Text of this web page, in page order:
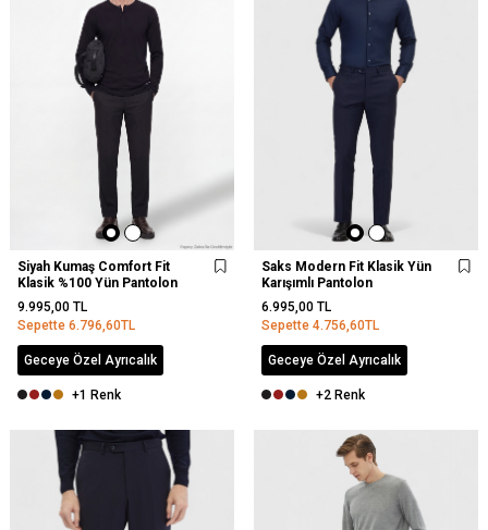
Siyah Kumaş Comfort Fit
Klasik %100 Yün Pantolon
9.995,00 TL
Sepette 6.796,60TL
Geceye Özel Ayrıcalık
+1 Renk
Saks Modern Fit Klasik Yün
Karışımlı Pantolon
6.995,00 TL
Sepette 4.756,60TL
Geceye Özel Ayrıcalık
+2 Renk